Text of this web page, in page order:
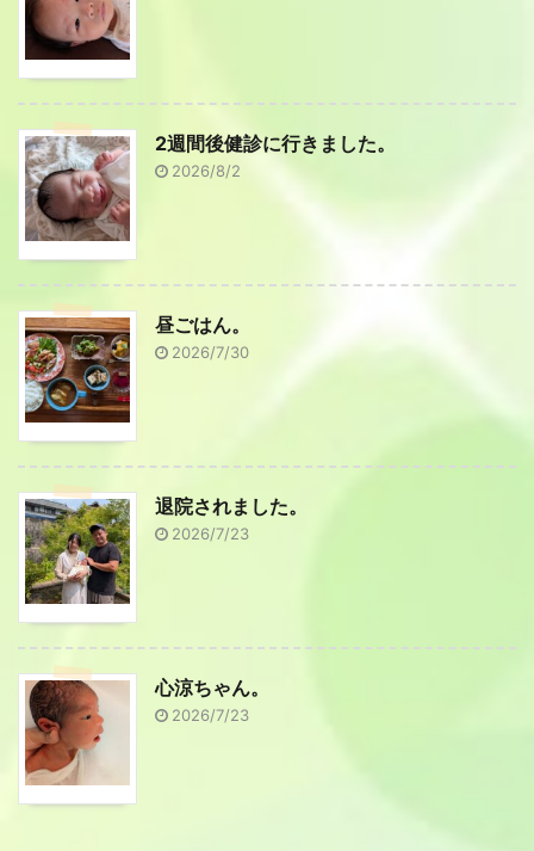
2週間後健診に行きました。
2026/8/2
昼ごはん。
2026/7/30
退院されました。
2026/7/23
心涼ちゃん。
2026/7/23